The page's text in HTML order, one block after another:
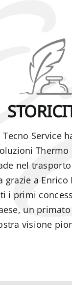
Tecno Service
Thermo
nel
grazie a
i primi
un
visione